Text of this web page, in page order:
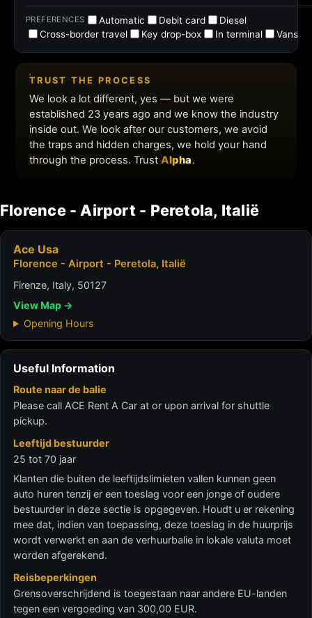
Florence - Airport - Peretola, Italië
Ace Usa
Florence - Airport - Peretola, Italië
Firenze, Italy, 50127
View Map →
Opening Hours
Useful Information
Route naar de balie
Please call ACE Rent A Car at or upon arrival for shuttle
pickup.
Leeftijd bestuurder
25 tot 70 jaar
Klanten die buiten de leeftijdslimieten vallen kunnen geen
auto huren tenzij er een toeslag voor een jonge of oudere
bestuurder in deze sectie is opgegeven. Houdt u er rekening
mee dat, indien van toepassing, deze toeslag in de huurprijs
wordt verwerkt en aan de verhuurbalie in lokale valuta moet
worden afgerekend.
Reisbeperkingen
Grensoverschrijdend is toegestaan naar andere EU-landen
tegen een vergoeding van 300,00 EUR.